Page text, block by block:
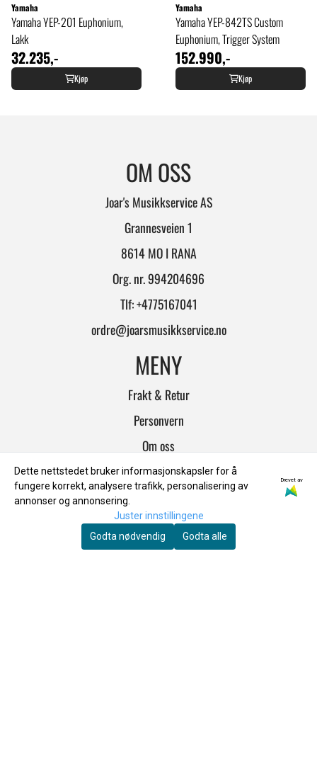
Yamaha
Yamaha YEP-201 Euphonium,
Lakk
32.235,-
Kjøp
Yamaha
Yamaha YEP-842TS Custom
Euphonium, Trigger System
152.990,-
Kjøp
OM OSS
Joar's Musikkservice AS
Grannesveien 1
8614 MO I RANA
Org. nr. 994204696
Tlf:+4775167041
ordre@joarsmusikkservice.no
MENY
Frakt & Retur
Personvern
Om oss
Salgsbetingelser
INFO
Frakt & Retur
Dette nettstedet bruker informasjonskapsler for å
fungere korrekt, analysere trafikk, personalisering av
annonser og annonsering.
Drevet av
Juster innstillingene
Godta nødvendig
Godta alle